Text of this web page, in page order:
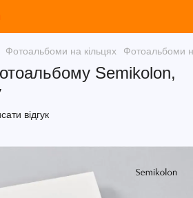
Фотоальбоми на кільцях Фотоальбоми
Semikolon,
відгук